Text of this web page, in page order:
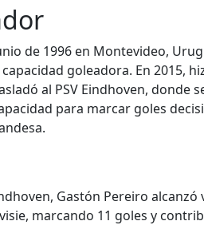
de 1996 en Montevideo,
goleadora. En 2015,
al PSV Eindhoven,
para marcar goles
Gastón Pereiro
marcando 11 goles y